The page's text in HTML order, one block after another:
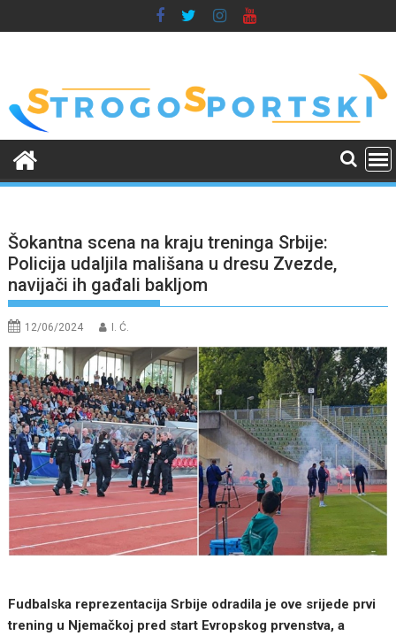
to
Šokantna scena na kraju treninga Srbije:
Policija udaljila mališana u dresu Zvezde,
navijači ih gađali bakljom
12/06/2024 I. Ć.
Fudbalska reprezentacija Srbije odradila je ove srijede prvi
trening u Njemačkoj pred start Evropskog prvenstva, a